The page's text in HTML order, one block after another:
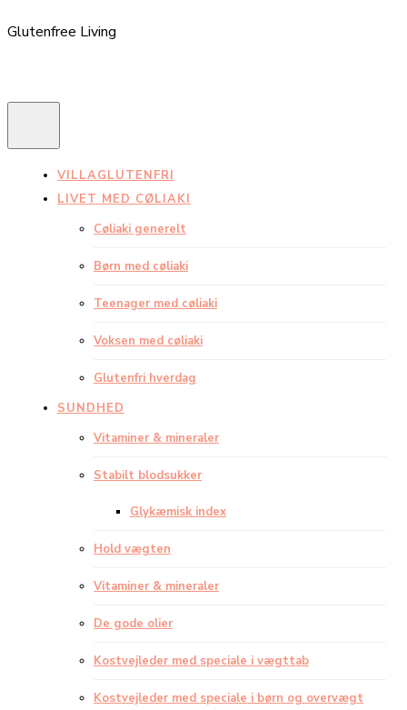
Glutenfree Living
VILLAGLUTENFRI
LIVET MED CØLIAKI
Cøliaki generelt
Børn med cøliaki
Teenager med cøliaki
Voksen med cøliaki
Glutenfri hverdag
SUNDHED
Vitaminer & mineraler
Stabilt blodsukker
Glykæmisk index
Hold vægten
Vitaminer & mineraler
De gode olier
Kostvejleder med speciale i vægttab
Kostvejleder med speciale i børn og overvægt